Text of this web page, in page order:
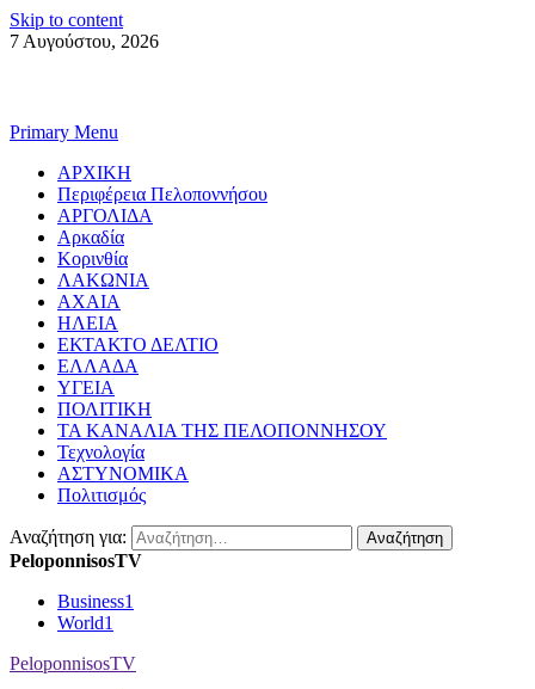
Skip to content
7 Αυγούστου, 2026
Primary Menu
ΑΡΧΙΚΗ
Περιφέρεια Πελοποννήσου
ΑΡΓΟΛΙΔΑ
Αρκαδία
Κορινθία
ΛΑΚΩΝΙΑ
ΑΧΑΙΑ
ΗΛΕΙΑ
ΕΚΤΑΚΤΟ ΔΕΛΤΙΟ
ΕΛΛΑΔΑ
ΥΓΕΙΑ
ΠΟΛΙΤΙΚΗ
ΤΑ ΚΑΝΑΛΙΑ ΤΗΣ ΠΕΛΟΠΟΝΝΗΣΟΥ
Τεχνολογία
ΑΣΤΥΝΟΜΙΚΑ
Πολιτισμός
Αναζήτηση για:
PeloponnisosTV
Business1
World1
PeloponnisosTV